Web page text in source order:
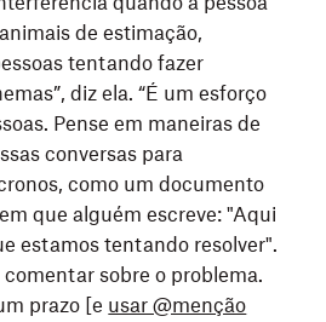
de estimação,
tentando fazer
diz ela. “É um esforço
Pense em maneiras de
conversas para
como um documento
que alguém escreve: "Aqui
estamos tentando resolver".
sobre o problema.
prazo [e usar @menção